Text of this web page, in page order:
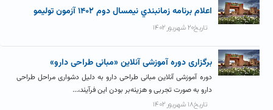
اعلام برنامه زمانبندي نيمسال دوم ۱۴۰۲ آزمون توليمو
تاریخ۲۰ شهریور ۱۴۰۲
برگزاری دوره آموزشی آنلاین «مبانی طراحی دارو»
دوره آموزشی آنلاین مبانی طراحی دارو به دلیل دشواری مراحل طراحی
دارو به صورت تجربی و هزینه‌بر بودن این فرآیند،...
تاریخ۱۸ شهریور ۱۴۰۲